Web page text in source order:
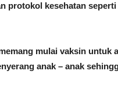
protokol kesehatan
mulai vaksin untuk
anak – anak